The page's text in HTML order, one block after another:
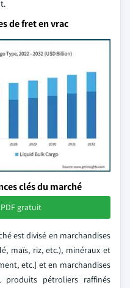
de fret en vrac
clés du marché
gratuit
est divisé en marchandises
maïs, riz, etc.), minéraux et
etc.] et en marchandises
pétroliers raffinés